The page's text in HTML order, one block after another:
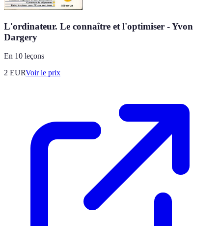
L'ordinateur. Le connaître et l'optimiser - Yvon
Dargery
En 10 leçons
2 EURVoir le prix